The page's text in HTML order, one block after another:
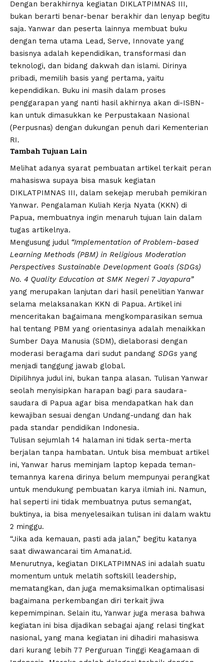
Dengan berakhirnya kegiatan DIKLATPIMNAS III,
bukan berarti benar-benar berakhir dan lenyap begitu
saja. Yanwar dan peserta lainnya membuat buku
dengan tema utama Lead, Serve, Innovate yang
basisnya adalah kependidikan, transformasi dan
teknologi, dan bidang dakwah dan islami. Dirinya
pribadi, memilih basis yang pertama, yaitu
kependidikan. Buku ini masih dalam proses
penggarapan yang nanti hasil akhirnya akan di-ISBN-
kan untuk dimasukkan ke Perpustakaan Nasional
(Perpusnas) dengan dukungan penuh dari Kementerian
RI.
Tambah Tujuan Lain
Melihat adanya syarat pembuatan artikel terkait peran
mahasiswa supaya bisa masuk kegiatan
DIKLATPIMNAS III, dalam sekejap merubah pemikiran
Yanwar. Pengalaman Kuliah Kerja Nyata (KKN) di
Papua, membuatnya ingin menaruh tujuan lain dalam
tugas artikelnya.
Mengusung judul “Implementation of Problem-based
Learning Methods (PBM) in Religious Moderation
Perspectives Sustainable Development Goals (SDGs)
No. 4 Quality Education at SMK Negeri 7 Jayapura”
yang merupakan lanjutan dari hasil penelitian Yanwar
selama melaksanakan KKN di Papua. Artikel ini
menceritakan bagaimana mengkomparasikan semua
hal tentang PBM yang orientasinya adalah menaikkan
Sumber Daya Manusia (SDM), dielaborasi dengan
moderasi beragama dari sudut pandang SDGs yang
menjadi tanggung jawab global.
Dipilihnya judul ini, bukan tanpa alasan. Tulisan Yanwar
seolah menyisipkan harapan bagi para saudara-
saudara di Papua agar bisa mendapatkan hak dan
kewajiban sesuai dengan Undang-undang dan hak
pada standar pendidikan Indonesia.
Tulisan sejumlah 14 halaman ini tidak serta-merta
berjalan tanpa hambatan. Untuk bisa membuat artikel
ini, Yanwar harus meminjam laptop kepada teman-
temannya karena dirinya belum mempunyai perangkat
untuk mendukung pembuatan karya ilmiah ini. Namun,
hal seperti ini tidak membuatnya putus semangat,
buktinya, ia bisa menyelesaikan tulisan ini dalam waktu
2 minggu.
“Jika ada kemauan, pasti ada jalan,” begitu katanya
saat diwawancarai tim Amanat.id.
Menurutnya, kegiatan DIKLATPIMNAS ini adalah suatu
momentum untuk melatih softskill leadership,
mematangkan, dan juga memaksimalkan optimalisasi
bagaimana perkembangan diri terkait jiwa
kepemimpinan. Selain itu, Yanwar juga merasa bahwa
kegiatan ini bisa dijadikan sebagai ajang relasi tingkat
nasional, yang mana kegiatan ini dihadiri mahasiswa
dari kurang lebih 77 Perguruan Tinggi Keagamaan di